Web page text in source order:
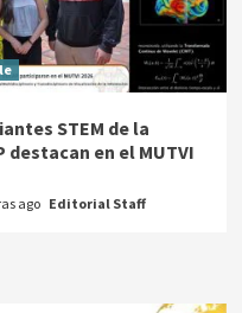
STEM de la
destacan en el MUTVI
ago Editorial Staff